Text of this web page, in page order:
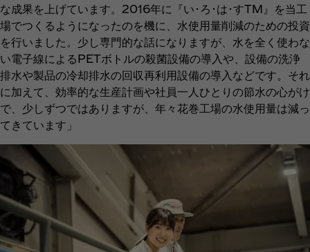
な成果を上げています。2016年に『い･ろ･は･すTM』を当工
場でつくるようになったのを機に、水使用量削減のための投資
を行いました。少し専門的な話になりますが、水を全く使わな
い電子線によるPETボトルの殺菌設備の導入や、設備の洗浄
排水や製品の冷却排水の回収再利用設備の導入などです。それ
に加えて、効率的な生産計画や社員一人ひとりの節水の心がけ
で、少しずつではありますが、年々花巻工場の水使用量は減っ
てきています」